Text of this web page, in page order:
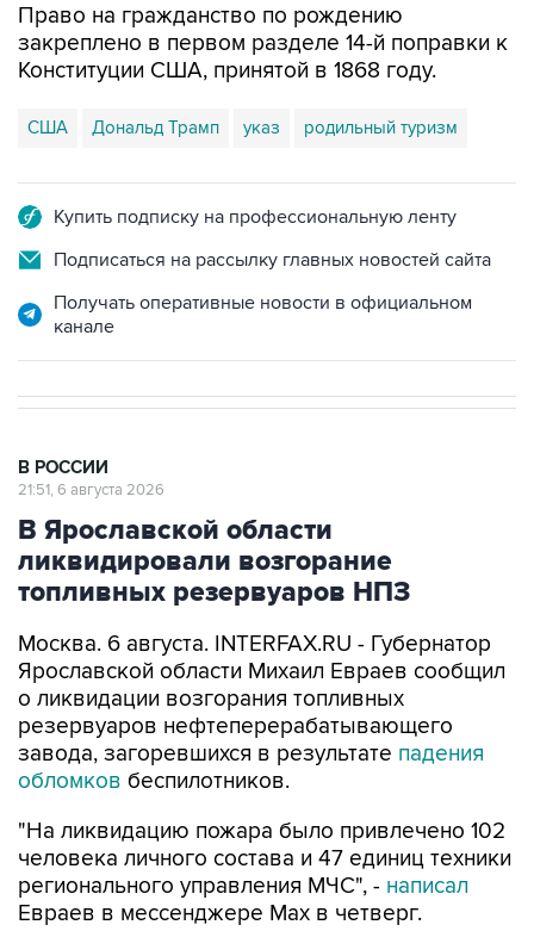
Право на гражданство по рождению
закреплено в первом разделе 14-й поправки к
Конституции США, принятой в 1868 году.
США Дональд Трамп указ родильный туризм
Купить подписку на профессиональную ленту
Подписаться на рассылку главных новостей сайта
Получать оперативные новости в официальном
канале
В РОССИИ
21:51, 6 августа 2026
В Ярославской области
ликвидировали возгорание
топливных резервуаров НПЗ
Москва. 6 августа. INTERFAX.RU - Губернатор
Ярославской области Михаил Евраев сообщил
о ликвидации возгорания топливных
резервуаров нефтеперерабатывающего
завода, загоревшихся в результате падения
обломков беспилотников.
"На ликвидацию пожара было привлечено 102
человека личного состава и 47 единиц техники
регионального управления МЧС", - написал
Евраев в мессенджере Мах в четверг.